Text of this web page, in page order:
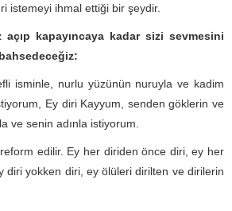
istemeyi ihmal ettiği bir şeydir.
açıp kapayıncaya kadar sizi sevmesini
isminle, nurlu yüzünün nuruyla ve kadim
Ey diri Kayyum, senden göklerin ve
ve senin adınla istiyorum.
edilir. Ey her diriden önce diri, ey her
diri yokken diri, ey ölüleri dirilten ve dirilerin